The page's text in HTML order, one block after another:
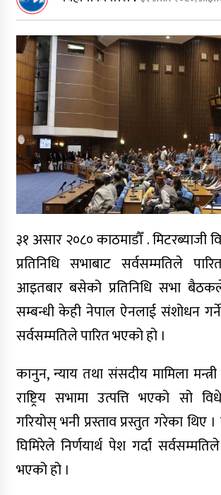
कार्ययोजनाबारे
बालबालिकालाई
सहयोगी सिकाइ
प्रतिवद्धता
बालबालिका,
सुरक्षित
व्यवस्थापन बैठक
भेरी अस्पतालको १३६औँ
तयारी पूरा
जयेन्दु बालसुधार गृहमा
उजागर, अधिकांश
पीडित
किन शल्यक्रिया अघि
३१ असार २०८० काठमाडौँ . मिटरब्याजी
प्रतिनिधि सभाबाट सर्वसम्मतिले
आइतबार बसेको प्रतिनिधि सभा
सम्बन्धी केही नेपाल ऐनलाई संशोधन
सर्वसम्मतिले पारित भएको हो ।
कानुन, न्याय तथा संसदीय मामिला
राष्ट्रिय सभामा उत्पत्ति भएको सो
गरियोस् भनी प्रस्ताव प्रस्तुत गरेका
घिमिरेले निर्णयार्थ पेश गर्दा
भएको हो ।